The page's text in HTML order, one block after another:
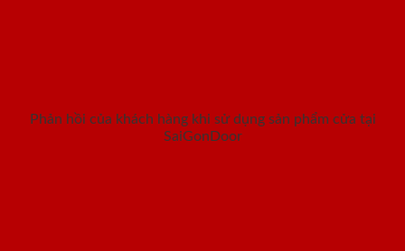
Phản hồi của khách hàng khi sử dụng sản phẩm cửa tại
SaiGonDoor